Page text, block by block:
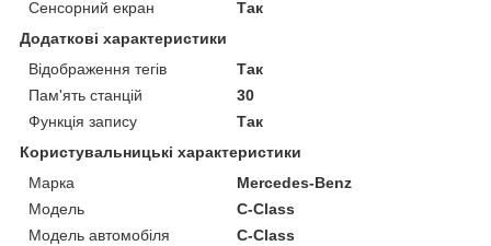
Сенсорний екран
Так
Додаткові характеристики
Відображення тегів
Так
Пам'ять станцій
30
Функція запису
Так
Користувальницькі характеристики
Марка
Mercedes-Benz
Модель
C-Class
Модель автомобіля
C-Class